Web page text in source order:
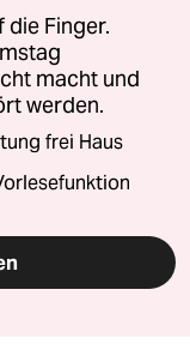
die Finger.
macht und
werden.
frei Haus